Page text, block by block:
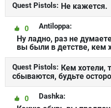
Quest Pistols: Не кажется.
Antiloppa:
0
Ну ладно, раз не
вы были в детстве, кем
Quest Pistols: Кем хотели,
сбываются, будьте
Dashka:
0